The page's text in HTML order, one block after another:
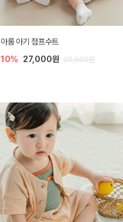
아롬 아기 점프수트
10% 27,000원 30,000원